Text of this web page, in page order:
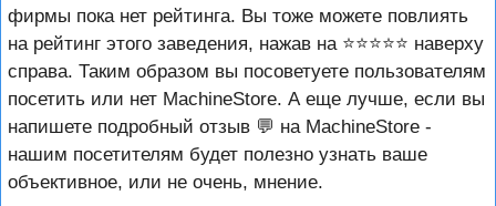
фирмы пока нет рейтинга. Вы тоже можете повлиять
на рейтинг этого заведения, нажав на ⭐️⭐️⭐️⭐️⭐️ наверху
справа. Таким образом вы посоветуете пользователям
посетить или нет MachineStore. А еще лучше, если вы
напишете подробный отзыв 💬 на MachineStore -
нашим посетителям будет полезно узнать ваше
объективное, или не очень, мнение.